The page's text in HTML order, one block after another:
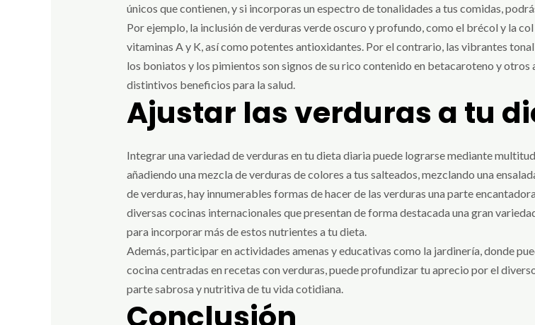
únicos que contienen, y si incorporas un espectro de tonalidades a tus comidas,
Por ejemplo, la inclusión de verduras verde oscuro y profundo, como el brécol y la
vitaminas A y K, así como potentes antioxidantes. Por el contrario, las vibrantes
los boniatos y los pimientos son signos de su rico contenido en betacaroteno y
distintivos beneficios para la salud.
Ajustar las verduras a tu
Integrar una variedad de verduras en tu dieta diaria puede lograrse mediante
añadiendo una mezcla de verduras de colores a tus salteados, mezclando una
de verduras, hay innumerables formas de hacer de las verduras una parte
diversas cocinas internacionales que presentan de forma destacada una gran
para incorporar más de estos nutrientes a tu dieta.
Además, participar en actividades amenas y educativas como la jardinería, donde
cocina centradas en recetas con verduras, puede profundizar tu aprecio por el
parte sabrosa y nutritiva de tu vida cotidiana.
Conclusión